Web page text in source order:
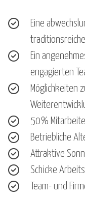
Eine
Ein
engagierten
Möglichkeiten
50%
Betriebliche
Attraktive
Schicke
Team- und